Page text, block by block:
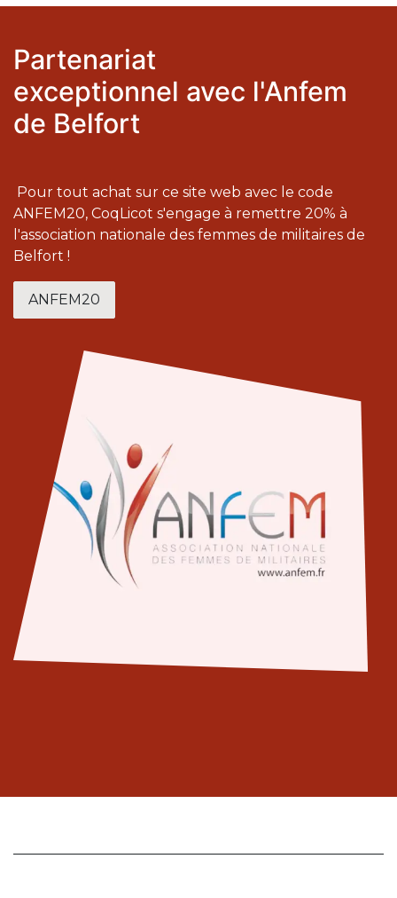
Partenariat
exceptionnel avec l'Anfem
de Belfort
Pour tout achat sur ce site web avec le code
ANFEM20, CoqLicot s'engage à remettre 20% à
l'association nationale des femmes de militaires de
Belfort !
ANFEM20